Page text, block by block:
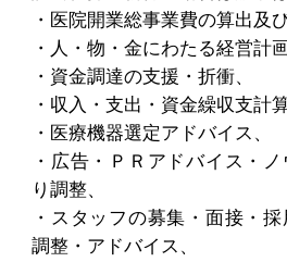
・医院開業総事業費の算出及
・人・物・金にわたる経営計
・資金調達の支援・折衝、
・収入・支出・資金繰収支計算
・医療機器選定アドバイス、
・広告・ＰＲアドバイス・
り調整、
・スタッフの募集・面接・
調整・アドバイス、